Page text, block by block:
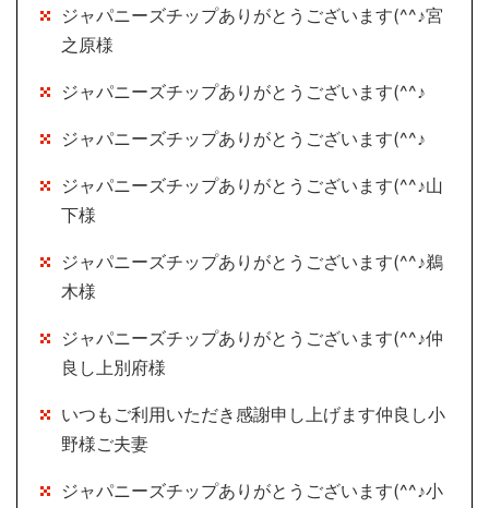
ジャパニーズチップありがとうございます(^^♪宮
之原様
ジャパニーズチップありがとうございます(^^♪
ジャパニーズチップありがとうございます(^^♪
ジャパニーズチップありがとうございます(^^♪山
下様
ジャパニーズチップありがとうございます(^^♪鵜
木様
ジャパニーズチップありがとうございます(^^♪仲
良し上別府様
いつもご利用いただき感謝申し上げます仲良し小
野様ご夫妻
ジャパニーズチップありがとうございます(^^♪小